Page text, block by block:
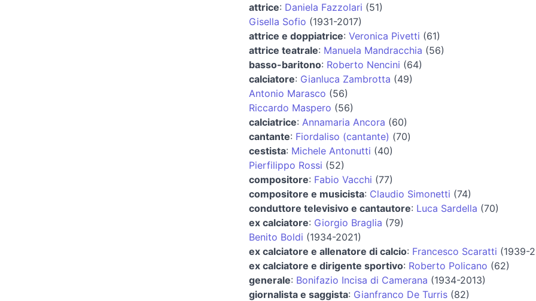
attrice: Daniela Fazzolari (51)
Gisella Sofio (1931-2017)
attrice e doppiatrice: Veronica Pivetti (61)
attrice teatrale: Manuela Mandracchia (56)
basso-baritono: Roberto Nencini (64)
calciatore: Gianluca Zambrotta (49)
Antonio Marasco (56)
Riccardo Maspero (56)
calciatrice: Annamaria Ancora (60)
cantante: Fiordaliso (cantante) (70)
cestista: Michele Antonutti (40)
Pierfilippo Rossi (52)
compositore: Fabio Vacchi (77)
compositore e musicista: Claudio Simonetti (74)
conduttore televisivo e cantautore: Luca Sardella (70)
ex calciatore: Giorgio Braglia (79)
Benito Boldi (1934-2021)
ex calciatore e allenatore di calcio: Francesco Scaratti (1939-
ex calciatore e dirigente sportivo: Roberto Policano (62)
generale: Bonifazio Incisa di Camerana (1934-2013)
giornalista e saggista: Gianfranco De Turris (82)